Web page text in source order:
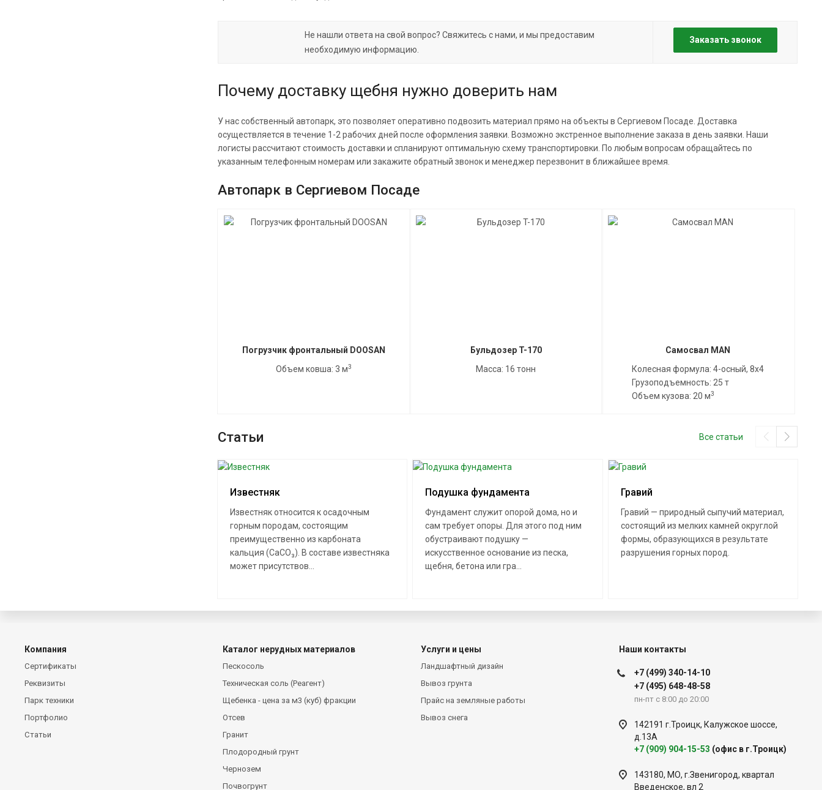
Не нашли ответа на свой вопрос? Свяжитесь с нами, и мы предоставим
необходимую информацию.
Заказать звонок
Почему доставку щебня нужно доверить нам
У нас собственный автопарк, это позволяет оперативно подвозить материал прямо на объекты в Сергиевом Посаде. Доставка
осуществляется в течение 1-2 рабочих дней после оформления заявки. Возможно экстренное выполнение заказа в день заявки. Наши
логисты рассчитают стоимость доставки и спланируют оптимальную схему транспортировки. По любым вопросам обращайтесь по
указанным телефонным номерам или закажите обратный звонок и менеджер перезвонит в ближайшее время.
Автопарк в Сергиевом Посаде
Погрузчик фронтальный DOOSAN
Объем ковша: 3 м3
Бульдозер T-170
Масса: 16 тонн
Самосвал MAN
Колесная формула: 4-осный, 8x4
Грузоподъемность: 25 т
Объем кузова: 20 м3
Статьи Все статьи
Известняк
Известняк относится к осадочным
горным породам, состоящим
преимущественно из карбоната
кальция (CaCO₃). В составе известняка
может присутствов...
Подушка фундамента
Фундамент служит опорой дома, но и
сам требует опоры. Для этого под ним
обустраивают подушку —
искусственное основание из песка,
щебня, бетона или гра...
Гравий
Гравий — природный сыпучий материал,
состоящий из мелких камней округлой
формы, образующихся в результате
разрушения горных пород.
Компания
Сертификаты
Реквизиты
Парк техники
Портфолио
Статьи
Каталог нерудных материалов
Пескосоль
Техническая соль (Реагент)
Щебенка - цена за м3 (куб) фракции
Отсев
Гранит
Плодородный грунт
Чернозем
Почвогрунт
Услуги и цены
Ландшафтный дизайн
Вывоз грунта
Прайс на земляные работы
Вывоз снега
Наши контакты
+7 (499) 340-14-10
+7 (495) 648-48-58
пн-пт с 8:00 до 20:00
142191 г.Троицк, Калужское шоссе,
д.13А
+7 (909) 904-15-53 (офис в г.Троицк)
143180, МО, г.Звенигород, квартал
Введенское, вл 2